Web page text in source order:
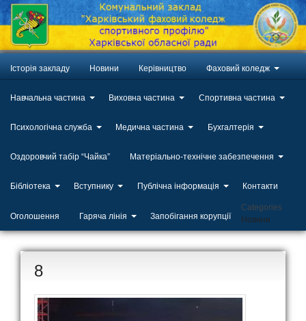
Історія закладу Новини Керівництво Фаховий коледж
Навчальна частина Виховна частина Спортивна частина
Психологічна служба Медична частина Бухгалтерія
Оздоровчий табір “Чайка” Матеріально-технічне забезпечення
Бібліотека Вступнику Публічна інформація Контакти
Оголошення Гаряча лінія Запобігання корупції
Categories
Новини
8